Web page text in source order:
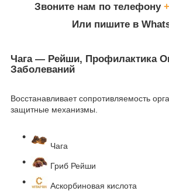
Звоните нам по телефону
Или пишите в
Чага — Рейши, Профилактика
Заболеваний
Восстанавливает сопротивляемость
защитные механизмы.
Чага
Гриб Рейши
Аскорбиновая кислота